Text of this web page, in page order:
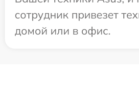
сотрудник привезет
домой или в офис.